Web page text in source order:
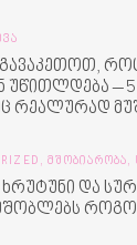
უწითლდება –
რეალურად
ᲛᲨᲝᲑᲘᲐᲠᲝᲑᲐ,
ხრუტუნი და